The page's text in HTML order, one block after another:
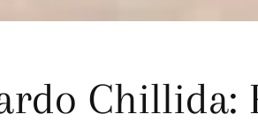
Chillida: